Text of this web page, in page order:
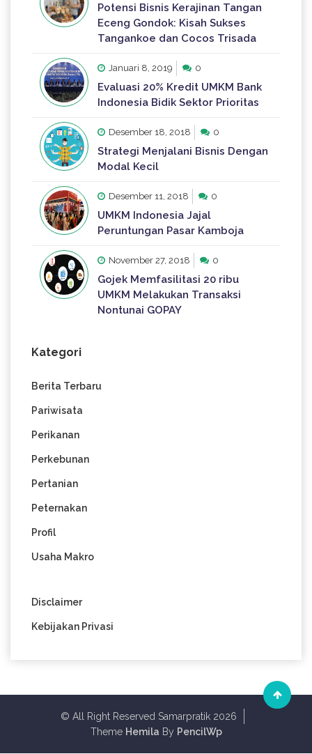
Potensi Bisnis Kerajinan Tangan
Eceng Gondok: Kisah Sukses
Tangankoe dan Cocos Trisada
Januari 8, 2019 0
Evaluasi 20% Kredit UMKM Bank
Indonesia Bidik Sektor Prioritas
Desember 18, 2018 0
Strategi Menjalani Bisnis Dengan
Modal Kecil
Desember 11, 2018 0
UMKM Indonesia Jajal
Peruntungan Pasar Kamboja
November 27, 2018 0
Gojek Memfasilitasi 20 ribu
UMKM Melakukan Transaksi
Nontunai GOPAY
Kategori
Berita Terbaru
Pariwisata
Perikanan
Perkebunan
Pertanian
Peternakan
Profil
Usaha Makro
Disclaimer
Kebijakan Privasi
© All Right Reserved Samarpratik 2026
Theme Hemila By PencilWp